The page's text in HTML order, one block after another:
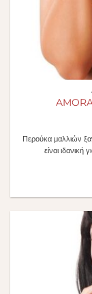
Περούκα μαλλιών
είναι